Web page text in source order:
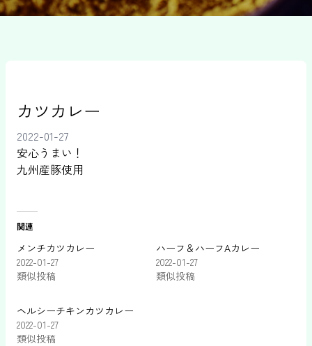
カツカレー
2022-01-27
安心うまい！
九州産豚使用
関連
メンチカツカレー
2022-01-27
類似投稿
ハーフ＆ハーフAカレー
2022-01-27
類似投稿
ヘルシーチキンカツカレー
2022-01-27
類似投稿